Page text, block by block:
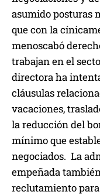
asumido posturas
que con la
menoscabó
trabajan en el
directora ha
cláusulas
vacaciones,
la reducción del
mínimo que
negociados. La
empeñada
reclutamiento para